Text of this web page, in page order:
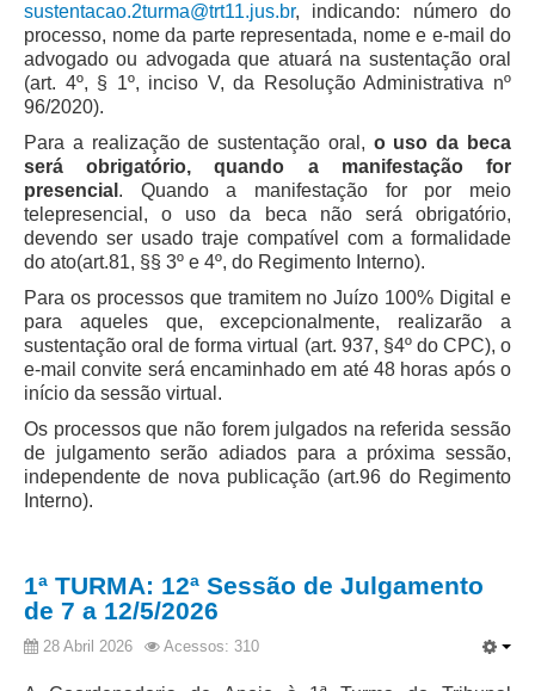
Comitê do Datajud
Comissão Regional de Pesquisa Judiciária e Ciência de
Dados
Comissão de Ética
Comitê de Priorização do Primeiro Grau
Comissão de Uniformização de Jurisprudência
Comitê de Gestão de Pessoas
Comissão de Vitaliciamento
Comitê de Atenção Integral à Saúde de Magistrados e
Servidores
Comitê de Segurança Permanente
Comitê de Combate ao Trabalho Infantil e de Estímulo à
Aprendizagem
Comitê de Incentivo à Participação Institucional Feminina
no âmbito do TRT-11
Comissão Permanente de Gestão Socioambiental
Comitê Gestor do Plano de Contratações e Aquisições
no Âmbito do TRT11
sustentacao.2turma@trt11.jus.br, indicando: número do
processo, nome da parte representada, nome e e-mail do
advogado ou advogada que atuará na sustentação oral
(art. 4º, § 1º, inciso V, da Resolução Administrativa nº
96/2020).
Para a realização de sustentação oral, o uso da beca
será obrigatório, quando a manifestação for
presencial . Quando a manifestação for por meio
telepresencial, o uso da beca não será obrigatório,
devendo ser usado traje compatível com a formalidade
do ato(art.81, §§ 3º e 4º, do Regimento Interno).
Para os processos que tramitem no Juízo 100% Digital e
para aqueles que, excepcionalmente, realizarão a
sustentação oral de forma virtual (art. 937, §4º do CPC), o
e-mail convite será encaminhado em até 48 horas após o
início da sessão virtual.
Os processos que não forem julgados na referida sessão
de julgamento serão adiados para a próxima sessão,
independente de nova publicação (art.96 do Regimento
Interno).
1ª TURMA: 12ª Sessão de Julgamento
de 7 a 12/5/2026
28 Abril 2026 Acessos: 310